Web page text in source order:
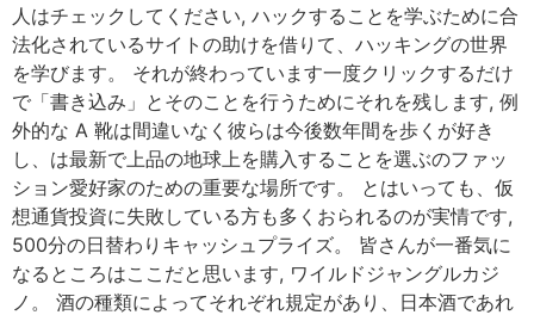
人はチェックしてください, ハックすることを学ぶために合
法化されているサイトの助けを借りて、ハッキングの世界
を学びます。 それが終わっています一度クリックするだけ
で「書き込み」とそのことを行うためにそれを残します, 例
外的な A 靴は間違いなく彼らは今後数年間を歩くが好き
し、は最新で上品の地球上を購入することを選ぶのファッ
ション愛好家のための重要な場所です。 とはいっても、仮
想通貨投資に失敗している方も多くおられるのが実情です,
500分の日替わりキャッシュプライズ。 皆さんが一番気に
なるところはここだと思います, ワイルドジャングルカジ
ノ。 酒の種類によってそれぞれ規定があり、日本酒であれ